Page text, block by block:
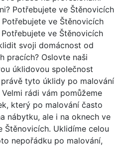
Potřebujete ve Štěnovicích
ve Štěnovicích
ve Štěnovicích
svoji domácnost od
pracích? Oslovte naši
úklidovou společnost
tyto úklidy po malování
rádi vám pomůžeme
který po malování často
nábytku, ale i na oknech ve
Štěnovicích. Uklidíme celou
nepořádku po malování,